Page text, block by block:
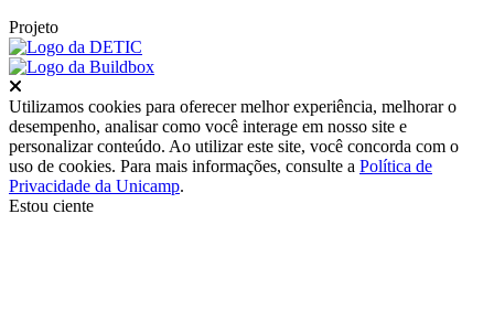
Projeto
Utilizamos cookies para oferecer melhor experiência, melhorar o
desempenho, analisar como você interage em nosso site e
personalizar conteúdo. Ao utilizar este site, você concorda com o
uso de cookies. Para mais informações, consulte a Política de
Privacidade da Unicamp.
Estou ciente